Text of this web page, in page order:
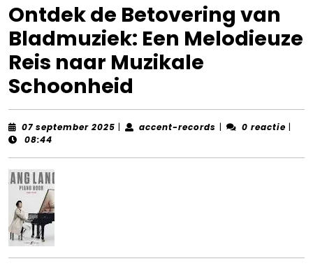
Ontdek de Betovering van
Bladmuziek: Een Melodieuze
Reis naar Muzikale
Schoonheid
07 september 2025 07
| accent-records accent-
| 0 reactie |
08:44